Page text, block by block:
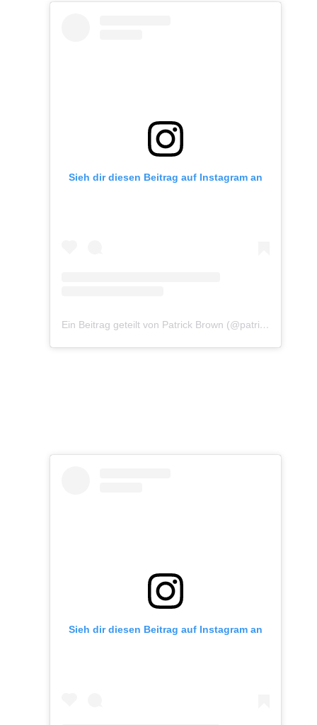
Sieh dir diesen Beitrag auf Instagram an
Ein Beitrag geteilt von Patrick Brown (@patrickbrownphoto)
Sieh dir diesen Beitrag auf Instagram an